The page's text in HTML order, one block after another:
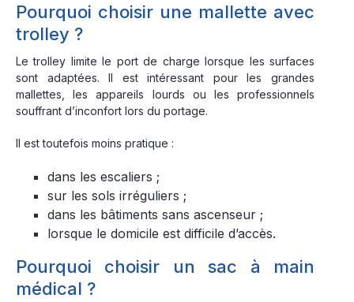
Pourquoi choisir une mallette avec
trolley ?
Le trolley limite le port de charge lorsque les surfaces
sont adaptées. Il est intéressant pour les grandes
mallettes, les appareils lourds ou les professionnels
souffrant d’inconfort lors du portage.
Il est toutefois moins pratique :
dans les escaliers ;
sur les sols irréguliers ;
dans les bâtiments sans ascenseur ;
lorsque le domicile est difficile d’accès.
Pourquoi choisir un sac à main
médical ?